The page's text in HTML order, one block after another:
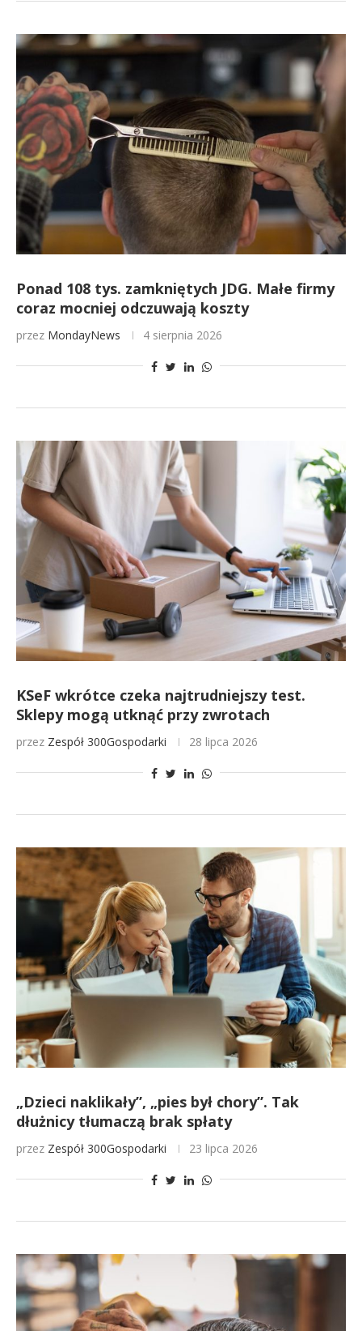
Ponad 108 tys. zamkniętych JDG. Małe firmy
coraz mocniej odczuwają koszty
przez MondayNews 4 sierpnia 2026
KSeF wkrótce czeka najtrudniejszy test.
Sklepy mogą utknąć przy zwrotach
przez Zespół 300Gospodarki 28 lipca 2026
„Dzieci naklikały”, „pies był chory”. Tak
dłużnicy tłumaczą brak spłaty
przez Zespół 300Gospodarki 23 lipca 2026